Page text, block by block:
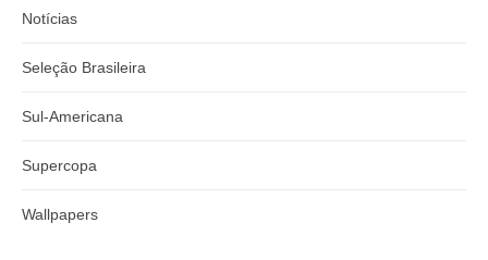
Notícias
Seleção Brasileira
Sul-Americana
Supercopa
Wallpapers